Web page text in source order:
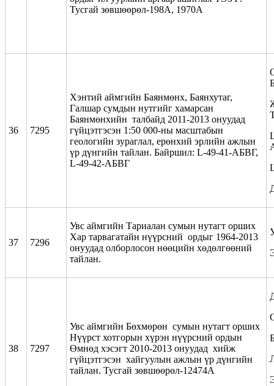
Тусгай зөвшөөрөл-198А, 1970А
36 7295
Хэнтий аймгийн Баянмөнх, Баянхутаг,
Галшар сумдын нутгийг хамарсан
Баянмөнхийн талбайд 2011-2013 онуудад
гүйцэтгэсэн 1:50 000-ны масштабын
геологийн зураглал, ерөнхий эрлийн ажлын
үр дүнгийн тайлан. Байршил: L-49-41-АБВГ,
L-49-42-АБВГ
37 7296
Увс аймгийн Тариалан сумын нутагт орших
Хар тарвагатайн нүүрсний ордыг 1964-2013
онуудад олборлосон нөөцийн хөдөлгөөний
тайлан.
38 7297
Увс аймгийн Бөхмөрөн сумын нутагт орших
Нүүрст хотгорын хүрэн нүүрсний ордын
Өмнөд хэсэгт 2010-2013 онуудад хийж
гүйцэтгэсэн хайгуулын ажлын үр дүнгийн
тайлан. Тусгай зөвшөөрөл-12474А